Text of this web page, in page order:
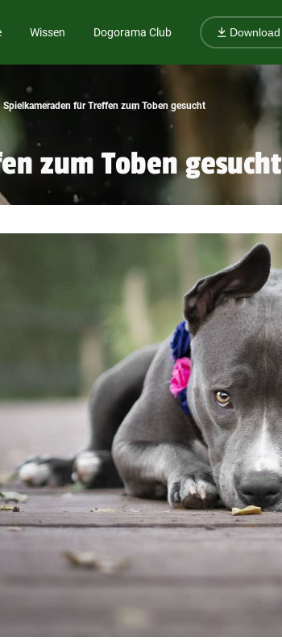
Wissen Dogorama Club Download
Spielkameraden für Treffen zum Toben gesucht
zum Toben gesucht